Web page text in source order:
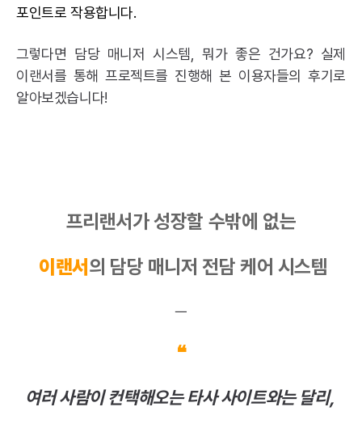
포인트로 작용합니다.
그렇다면 담당 매니저 시스템, 뭐가 좋은 건가요? 실제
이랜서를 통해 프로젝트를 진행해 본 이용자들의 후기로
알아보겠습니다!
프리랜서가 성장할 수밖에 없는
이랜서의 담당 매니저 전담 케어 시스템
ㅡ
❝
여러 사람이 컨택해오는 타사 사이트와는 달리,